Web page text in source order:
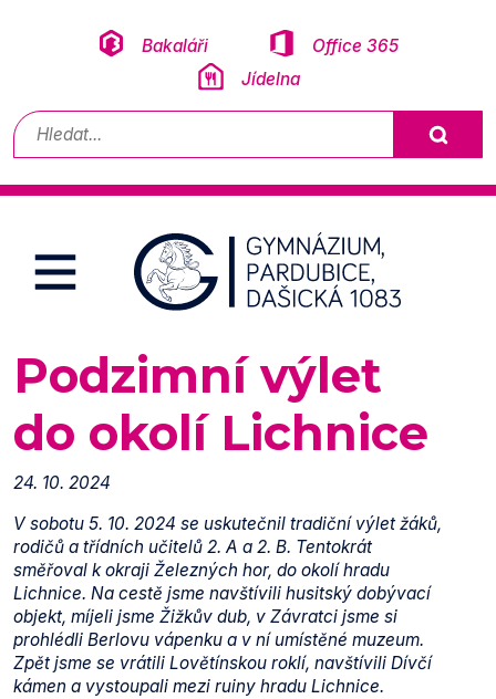
Bakaláři
Office 365
Jídelna
Vyhledávání
Podzimní výlet
do okolí Lichnice
24. 10. 2024
V sobotu 5. 10. 2024 se uskutečnil tradiční výlet žáků,
rodičů a třídních učitelů 2. A a 2. B. Tentokrát
směřoval k okraji Železných hor, do okolí hradu
Lichnice. Na cestě jsme navštívili husitský dobývací
objekt, míjeli jsme Žižkův dub, v Závratci jsme si
prohlédli Berlovu vápenku a v ní umístěné muzeum.
Zpět jsme se vrátili Lovětínskou roklí, navštívili Dívčí
kámen a vystoupali mezi ruiny hradu Lichnice.